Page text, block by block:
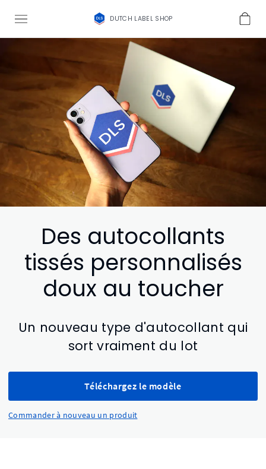
DUTCH LABEL SHOP
Des autocollants
tissés personnalisés
doux au toucher
Un nouveau type d'autocollant qui
sort vraiment du lot
Téléchargez le modèle
Commander à nouveau un produit